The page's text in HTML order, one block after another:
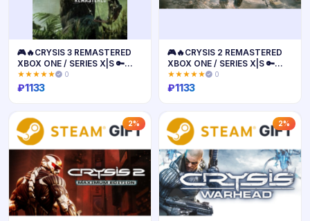
🎮🔥CRYSIS 3 REMASTERED
XBOX ONE / SERIES X|S 🔑
КЛЮЧ🔥
★★★★★ 0
₽1133
🎮🔥CRYSIS 2 REMASTERED
XBOX ONE / SERIES X|S 🔑
КЛЮЧ🔥
★★★★★ 0
₽1133
2% 2%